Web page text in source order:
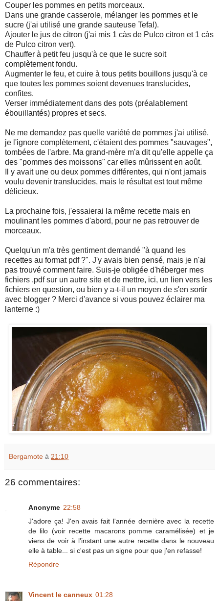
Couper les pommes en petits morceaux.
Dans une grande casserole, mélanger les pommes et le
sucre (j'ai utilisé une grande sauteuse Tefal).
Ajouter le jus de citron (j'ai mis 1 càs de Pulco citron et 1 càs
de Pulco citron vert).
Chauffer à petit feu jusqu'à ce que le sucre soit
complètement fondu.
Augmenter le feu, et cuire à tous petits bouillons jusqu'à ce
que toutes les pommes soient devenues translucides,
confites.
Verser immédiatement dans des pots (préalablement
ébouillantés) propres et secs.
Ne me demandez pas quelle variété de pommes j'ai utilisé,
je l'ignore complètement, c'étaient des pommes "sauvages",
tombées de l'arbre. Ma grand-mère m'a dit qu'elle appelle ça
des "pommes des moissons" car elles mûrissent en août.
Il y avait une ou deux pommes différentes, qui n'ont jamais
voulu devenir translucides, mais le résultat est tout même
délicieux.
La prochaine fois, j'essaierai la même recette mais en
moulinant les pommes d'abord, pour ne pas retrouver de
morceaux.
Quelqu'un m'a très gentiment demandé "à quand les
recettes au format pdf ?". J'y avais bien pensé, mais je n'ai
pas trouvé comment faire. Suis-je obligée d'héberger mes
fichiers .pdf sur un autre site et de mettre, ici, un lien vers les
fichiers en question, ou bien y a-t-il un moyen de s'en sortir
avec blogger ? Merci d'avance si vous pouvez éclairer ma
lanterne :)
Bergamote à 21:10
26 commentaires:
Anonyme 22:58
J'adore ça! J'en avais fait l'année dernière avec la recette
de lilo (voir recette macarons pomme caramélisée) et je
viens de voir à l'instant une autre recette dans le nouveau
elle à table... si c'est pas un signe pour que j'en refasse!
Répondre
Vincent le canneux 01:28